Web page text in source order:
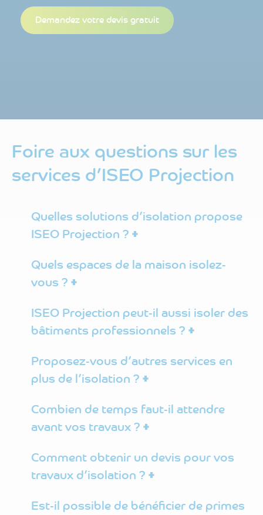
Demandez votre devis gratuit
Foire aux questions sur les
services d’ISEO Projection
Quelles solutions d’isolation propose
ISEO Projection ?
Quels espaces de la maison isolez-
vous ?
ISEO Projection peut-il aussi isoler des
bâtiments professionnels ?
Proposez-vous d’autres services en
plus de l’isolation ?
Combien de temps faut-il attendre
avant vos travaux ?
Comment obtenir un devis pour vos
travaux d’isolation ?
Est-il possible de bénéficier de primes